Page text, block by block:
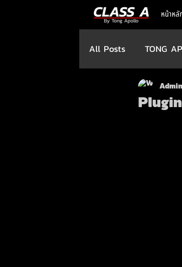
หน้าหลั
All Posts TONG